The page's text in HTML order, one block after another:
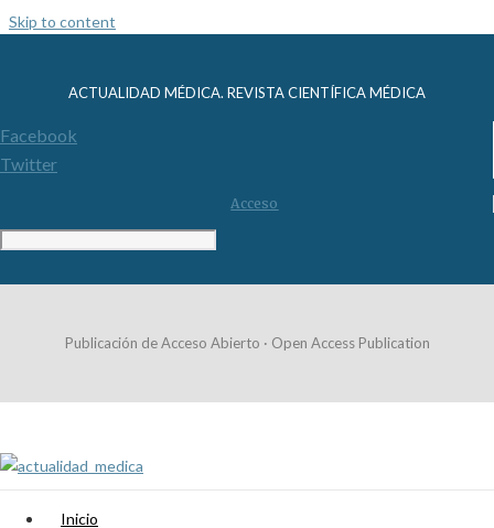
Skip to content
ACTUALIDAD MÉDICA. REVISTA CIENTÍFICA MÉDICA
Facebook
Twitter
Acceso
Publicación de Acceso Abierto · Open Access Publication
Inicio